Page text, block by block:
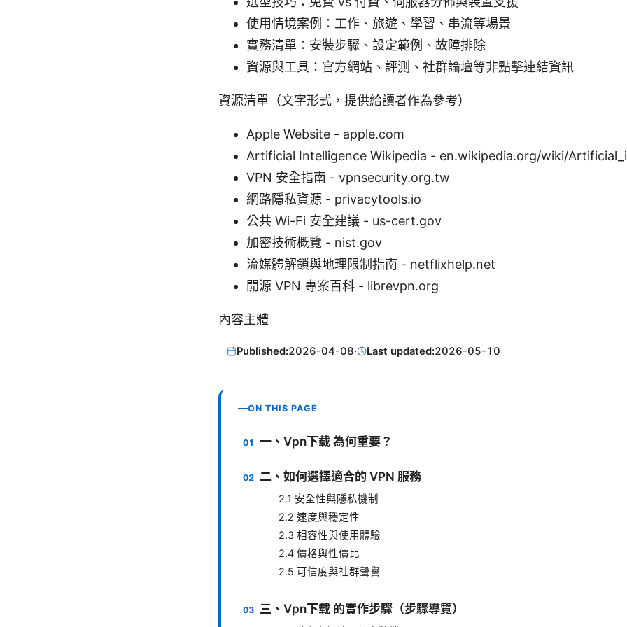
使用情境案例：工作、旅遊、學習、串流等場景
實務清單：安裝步驟、設定範例、故障排除
資源與工具：官方網站、評測、社群論壇等非點擊連結資訊
資源清單（文字形式，提供給讀者作為參考）
Apple Website - apple.com
Artificial Intelligence Wikipedia - en.wikipedia.org/wiki/
VPN 安全指南 - vpnsecurity.org.tw
網路隱私資源 - privacytools.io
公共 Wi-Fi 安全建議 - us-cert.gov
加密技術概覽 - nist.gov
流媒體解鎖與地理限制指南 - netflixhelp.net
開源 VPN 專案百科 - librevpn.org
內容主體
Published:2026-04-08· Last updated:2026-05-10
ON THIS PAGE
一、Vpn下载 為何重要？
二、如何選擇適合的 VPN 服務
2.1 安全性與隱私機制
2.2 速度與穩定性
2.3 相容性與使用體驗
2.4 價格與性價比
2.5 可信度與社群聲譽
三、Vpn下载 的實作步驟（步驟導覽）